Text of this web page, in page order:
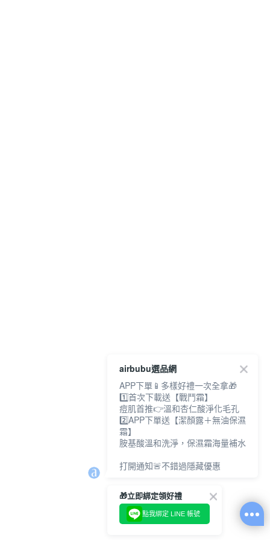
airbubu選品網
APP下單📱多樣好禮一次全拿🎁
1️⃣首次下載送【戰鬥霜】
痘肌首推👉溫和杏仁酸淨化毛孔
2️⃣APP下單送【潔顏露＋無油保濕
霜】
胺基酸溫和洗淨，保濕霜海量補水
打開通知🚨不錯過隱藏優惠
🎁立即綁定領好禮
點我綁定 LINE 帳號